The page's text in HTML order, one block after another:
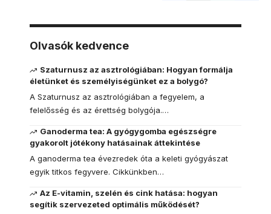
Olvasók kedvence
Szaturnusz az asztrológiában: Hogyan formálja
életünket és személyiségünket ez a bolygó?
A Szaturnusz az asztrológiában a fegyelem, a
felelősség és az érettség bolygója.…
Ganoderma tea: A gyógygomba egészségre
gyakorolt jótékony hatásainak áttekintése
A ganoderma tea évezredek óta a keleti gyógyászat
egyik titkos fegyvere. Cikkünkben…
Az E-vitamin, szelén és cink hatása: hogyan
segítik szervezeted optimális működését?